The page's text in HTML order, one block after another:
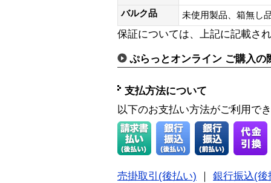
バルク品
未使用製品、箱無
保証については、上記に記載さ
ぷらっとオンライン ご購入の
支払方法について
以下のお支払い方法がご利用で
売掛取引(後払い)
銀行振込(後